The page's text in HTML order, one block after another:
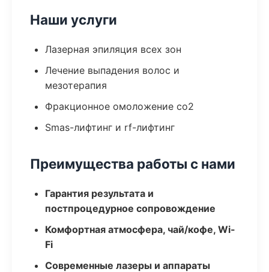
Наши услуги
Лазерная эпиляция всех зон
Лечение выпадения волос и
мезотерапия
Фракционное омоложение co2
Smas-лифтинг и rf-лифтинг
Преимущества работы с нами
Гарантия результата и
постпроцедурное сопровождение
Комфортная атмосфера, чай/кофе, Wi-
Fi
Современные лазеры и аппараты